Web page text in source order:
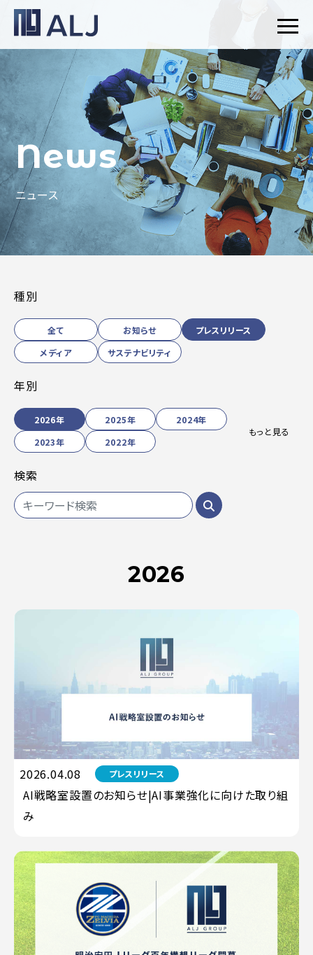
News
ニュース
種別
全て お知らせ
プレスリリース
メディア
サステナビリティ
年別
2026年 2025年
2024年
2023年
2022年
もっと見る
検索
2026
2026.04.08 プレスリリース
AI戦略室設置のお知らせ|AI事業強化に向けた取り組
み